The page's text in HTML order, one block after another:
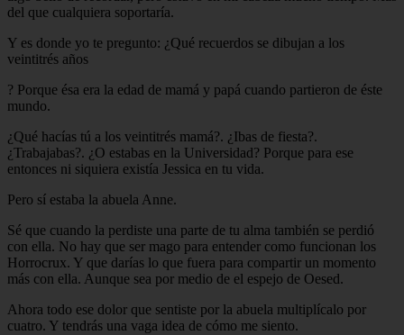
del que cualquiera soportaría.
Y es donde yo te pregunto: ¿Qué recuerdos se dibujan a los
veintitrés años
? Porque ésa era la edad de mamá y papá cuando partieron de éste
mundo.
¿Qué hacías tú a los veintitrés mamá?. ¿Ibas de fiesta?.
¿Trabajabas?. ¿O estabas en la Universidad? Porque para ese
entonces ni siquiera existía Jessica en tu vida.
Pero sí estaba la abuela Anne.
Sé que cuando la perdiste una parte de tu alma también se perdió
con ella. No hay que ser mago para entender como funcionan los
Horrocrux. Y que darías lo que fuera para compartir un momento
más con ella. Aunque sea por medio de el espejo de Oesed.
Ahora todo ese dolor que sentiste por la abuela multiplícalo por
cuatro. Y tendrás una vaga idea de cómo me siento.